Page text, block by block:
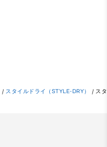
/ スタイルドライ（STYLE-DRY） / ス